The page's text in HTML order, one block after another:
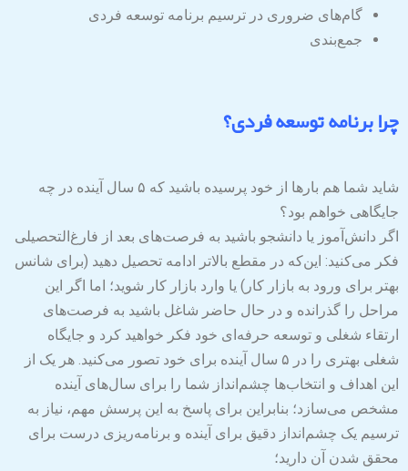
گام‌های ضروری در ترسیم برنامه توسعه فردی
جمع‌بندی
چرا برنامه توسعه فردی؟
شاید شما هم بارها از خود پرسیده باشید که ۵ سال آینده در چه
جایگاهی خواهم بود؟
اگر دانش‌آموز یا دانشجو باشید به فرصت‌های بعد از فارغ‌التحصیلی
فکر می‌کنید: این‌که در مقطع بالاتر ادامه تحصیل دهید (برای شانس
بهتر برای ورود به بازار کار) یا وارد بازار کار شوید؛ اما اگر این
مراحل را گذرانده و در حال حاضر شاغل باشید به فرصت‌های
ارتقاء شغلی و توسعه حرفه‌ای خود فکر خواهید کرد و جایگاه
شغلی بهتری را در ۵ سال آینده برای خود تصور می‌کنید. هر یک از
این اهداف و انتخاب‌ها چشم‌انداز شما را برای سال‌های آینده
مشخص می‌سازد؛ بنابراین برای پاسخ به این پرسش مهم، نیاز به
ترسیم یک چشم‌انداز دقیق برای آینده و برنامه‌ریزی درست برای
محقق شدن آن دارید؛